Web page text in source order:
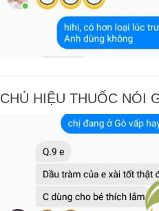
CHỦ HIỆU THUỐC NÓI